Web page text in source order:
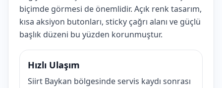
biçimde görmesi de önemlidir. Açık renk tasarım,
kısa aksiyon butonları, sticky çağrı alanı ve güçlü
başlık düzeni bu yüzden korunmuştur.
Hızlı Ulaşım
Siirt Baykan bölgesinde servis kaydı sonrası